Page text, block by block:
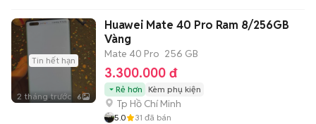
Tin hết hạn
2 tháng trước 6
Huawei Mate 40 Pro Ram 8/256GB
Vàng
Mate 40 Pro 256 GB
3.300.000 đ
Rẻ hơn Kèm phụ kiện
Tp Hồ Chí Minh
5.0 31 đã bán